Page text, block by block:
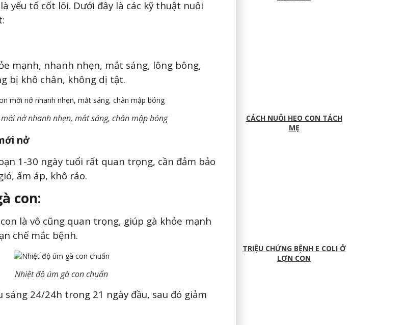
yếu tố cốt lõi. Dưới đây là các kỹ thuật nuôi
mạnh, nhanh nhẹn, mắt sáng, lông bông,
bị khô chân, không dị tật.
mới nở nhanh nhẹn, mắt sáng, chân mập bóng
nở
1-30 ngày tuổi rất quan trọng, cần đảm bảo
ấm áp, khô ráo.
con:
là vô cũng quan trọng, giúp gà khỏe mạnh
chế mắc bệnh.
Nhiệt độ úm gà con chuẩn
sáng 24/24h trong 21 ngày đầu, sau đó giảm
CÁCH NUÔI HEO CON TÁCH
MẸ
TRIỆU CHỨNG BỆNH E COLI Ở
LỢN CON